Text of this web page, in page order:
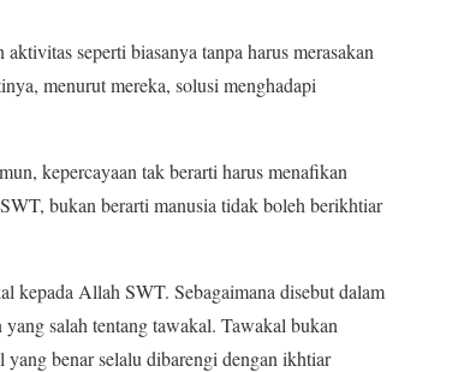
seperti biasanya tanpa harus merasakan
menurut mereka, solusi menghadapi
kepercayaan tak berarti harus menafikan
bukan berarti manusia tidak boleh berikhtiar
kepada Allah SWT. Sebagaimana disebut dalam
salah tentang tawakal. Tawakal bukan
benar selalu dibarengi dengan ikhtiar